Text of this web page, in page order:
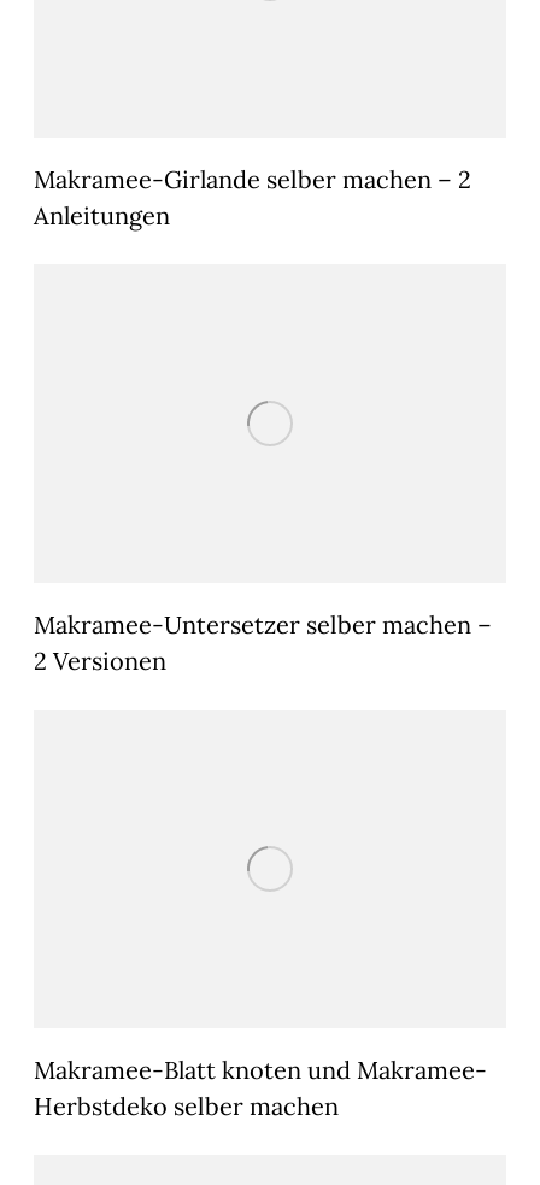
Makramee-Girlande selber machen – 2
Anleitungen
Makramee-Untersetzer selber machen –
2 Versionen
Makramee-Blatt knoten und Makramee-
Herbstdeko selber machen